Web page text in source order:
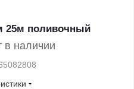
25м поливочный
в наличии